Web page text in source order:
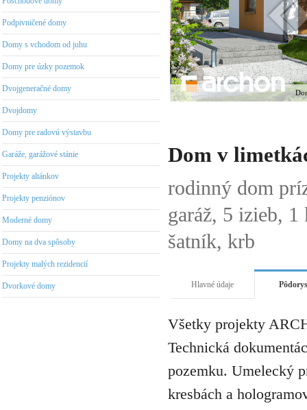
Podpivničené domy
Domy s vchodom od juhu
Domy pre úzky pozemok
Dvojgeneračné domy
Dvojdomy
Domy pre radovú výstavbu
Garáže, garážové stánie
Projekty altánkov
Projekty penziónov
Moderné domy
Domy na dva spôsoby
Projekty malých rezidencií
Dvorkové domy
Dom v
rodinný dom
garáž, 5 izieb,
šatník, krb
Hlavné údaje
Všetky projekty
Technická
pozemku. Umelecký
kresbách a